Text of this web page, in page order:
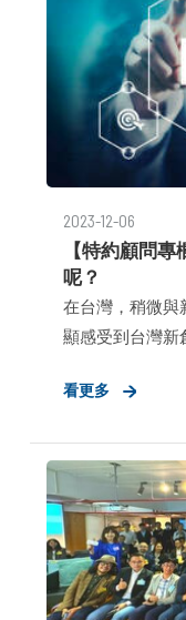
2023-12-06
【特約顧問
呢？
在台灣，稍微與
顯感受到台灣新
一上市案；直播
市。此外，包括
商 Gogolook 則
預計明年第一季
再加上這幾年
市。台灣新創圈
就踏入財經與科
看更多